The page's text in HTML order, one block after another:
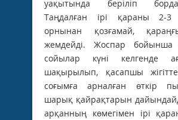
уақытында беріліп
Таңдалған ірі қараны 2-
орнынан қозғамай,
жемдейді. Жоспар бойынша
сойылар күні келгенде
шақырылып, қасапшы
соғымға арналған өткір
шарық қайрақтарын
арқанның көмегімен ірі